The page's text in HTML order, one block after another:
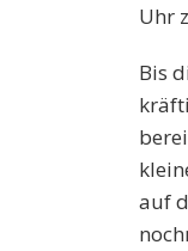
Uhr
Bis
auf